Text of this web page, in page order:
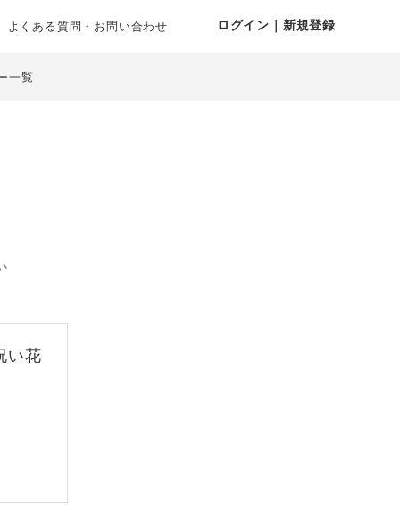
よくある質問・お問い合わせ ログイン｜新規登録
一覧
い花